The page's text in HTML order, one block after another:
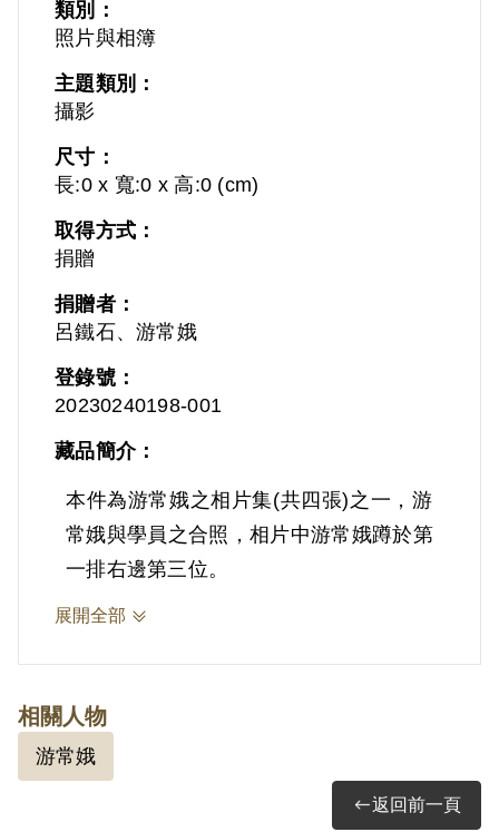
類別：
照片與相簿
主題類別：
攝影
尺寸：
長:0 x 寬:0 x 高:0 (cm)
取得方式：
捐贈
捐贈者：
呂鐵石、游常娥
登錄號：
20230240198-001
藏品簡介：
本件為游常娥之相片集(共四張)之一，游
常娥與學員之合照，相片中游常娥蹲於第
一排右邊第三位。
展開全部
相關人物
游常娥
返回前一頁